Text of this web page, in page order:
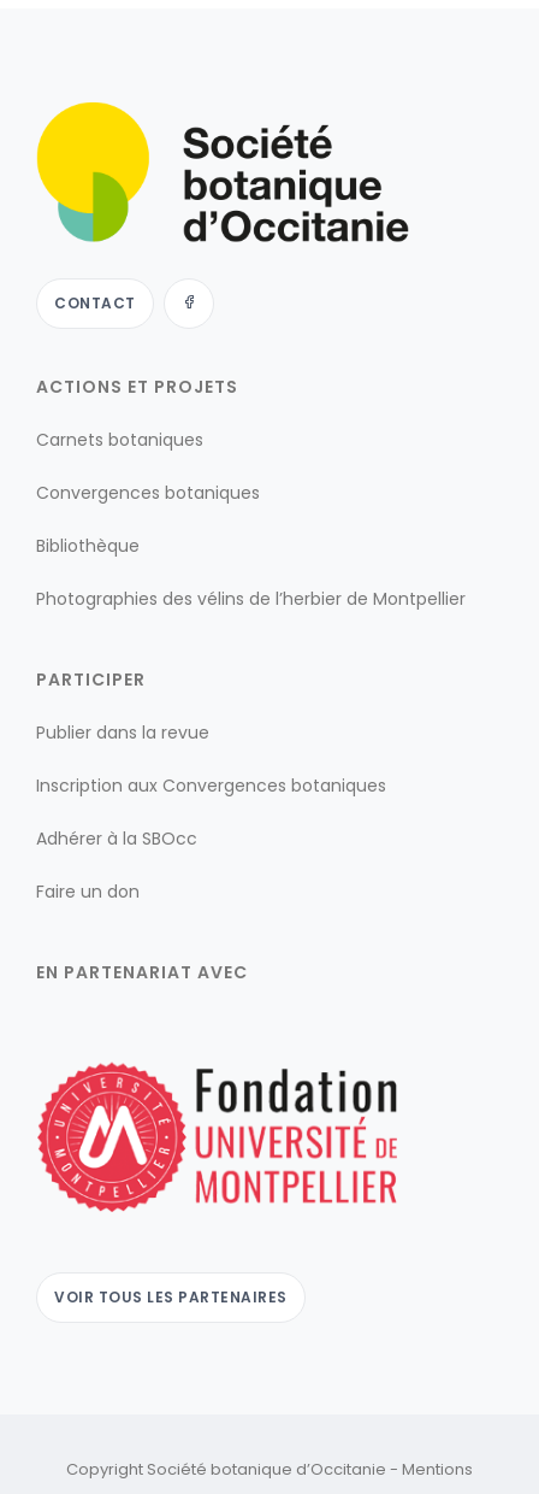
CONTACT
ACTIONS ET PROJETS
Carnets botaniques
Convergences botaniques
Bibliothèque
Photographies des vélins de l’herbier de Montpellier
PARTICIPER
Publier dans la revue
Inscription aux Convergences botaniques
Adhérer à la SBOcc
Faire un don
EN PARTENARIAT AVEC
VOIR TOUS LES PARTENAIRES
Copyright Société botanique d’Occitanie - Mentions